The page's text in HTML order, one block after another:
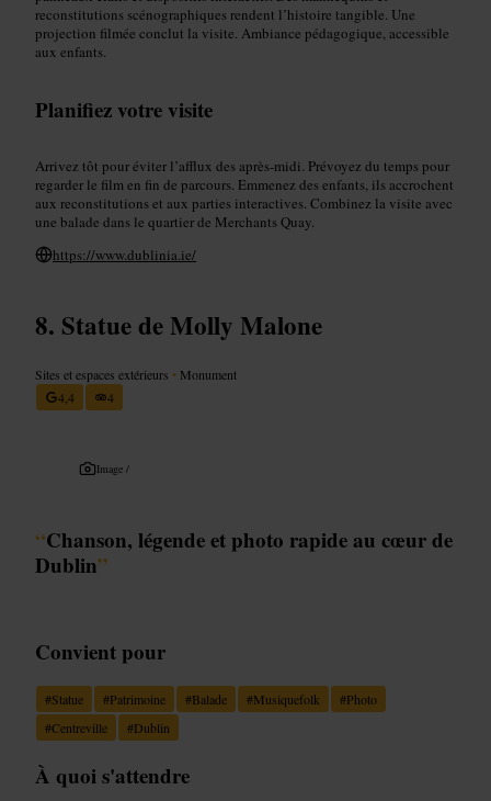
reconstitutions scénographiques rendent l’histoire tangible. Une
projection filmée conclut la visite. Ambiance pédagogique, accessible
aux enfants.
Planifiez votre visite
Arrivez tôt pour éviter l’afflux des après‑midi. Prévoyez du temps pour
regarder le film en fin de parcours. Emmenez des enfants, ils accrochent
aux reconstitutions et aux parties interactives. Combinez la visite avec
une balade dans le quartier de Merchants Quay.
https://www.dublinia.ie/
Statue de Molly Malone
Sites et espaces extérieurs • Monument
4,4
4
Image /
“Chanson, légende et photo rapide au cœur de
Dublin”
Convient pour
#Statue #Patrimoine #Balade #Musiquefolk #Photo
#Centreville #Dublin
À quoi s'attendre